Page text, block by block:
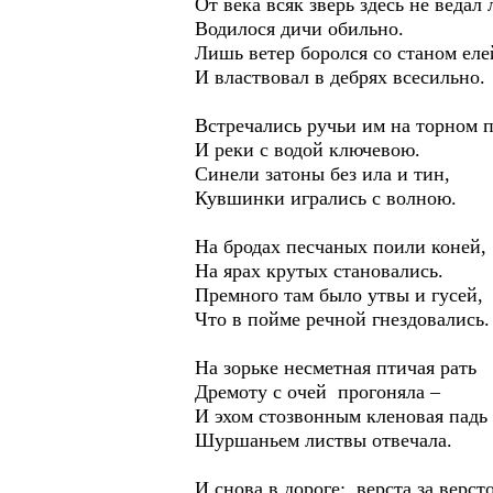
От века всяк зверь здесь не ведал
Водилося дичи обильно.
Лишь ветер боролся со станом
И властвовал в дебрях всесильно.
Встречались ручьи им на торном
И реки с водой ключевою.
Синели затоны без ила и тин,
Кувшинки игрались с волною.
На бродах песчаных поили коней,
На ярах крутых становались.
Премного там было утвы и гусей,
Что в пойме речной гнездовались.
На зорьке несметная птичая рать
Дремоту с очей прогоняла –
И эхом стозвонным кленовая падь
Шуршаньем листвы отвечала.
И снова в дороге: верста за